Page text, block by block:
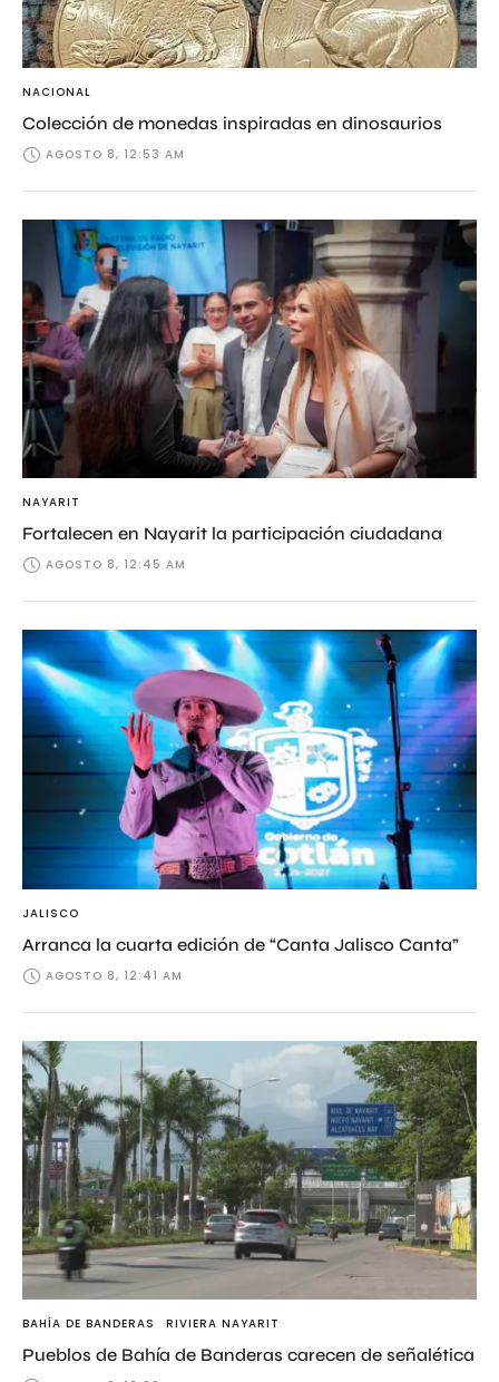
NACIONAL
Colección de monedas inspiradas en dinosaurios
AGOSTO 8, 12:53 AM
NAYARIT
Fortalecen en Nayarit la participación ciudadana
AGOSTO 8, 12:45 AM
JALISCO
Arranca la cuarta edición de “Canta Jalisco Canta”
AGOSTO 8, 12:41 AM
BAHÍA DE BANDERAS RIVIERA NAYARIT
Pueblos de Bahía de Banderas carecen de señalética